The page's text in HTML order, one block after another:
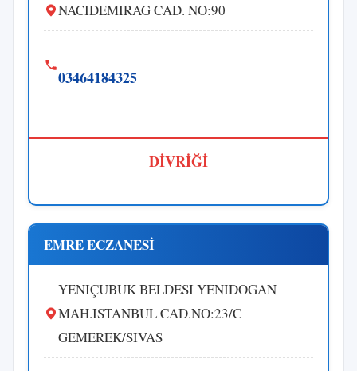
NACIDEMIRAG CAD. NO:90
03464184325
DİVRİĞİ
EMRE ECZANESİ
YENIÇUBUK BELDESI YENIDOGAN
MAH.ISTANBUL CAD.NO:23/C
GEMEREK/SIVAS